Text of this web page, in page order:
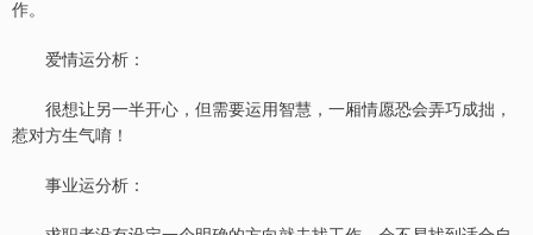
作。
爱情运分析：
很想让另一半开心，但需要运用智慧，一厢情愿恐会弄巧成拙，
惹对方生气唷！
事业运分析：